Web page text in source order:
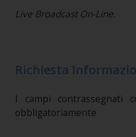
Live Broadcast On-Line.
Richiesta
I campi contrassegnati
obbligatoriamente